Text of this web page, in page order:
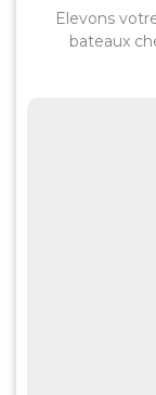
Elevons
bateaux